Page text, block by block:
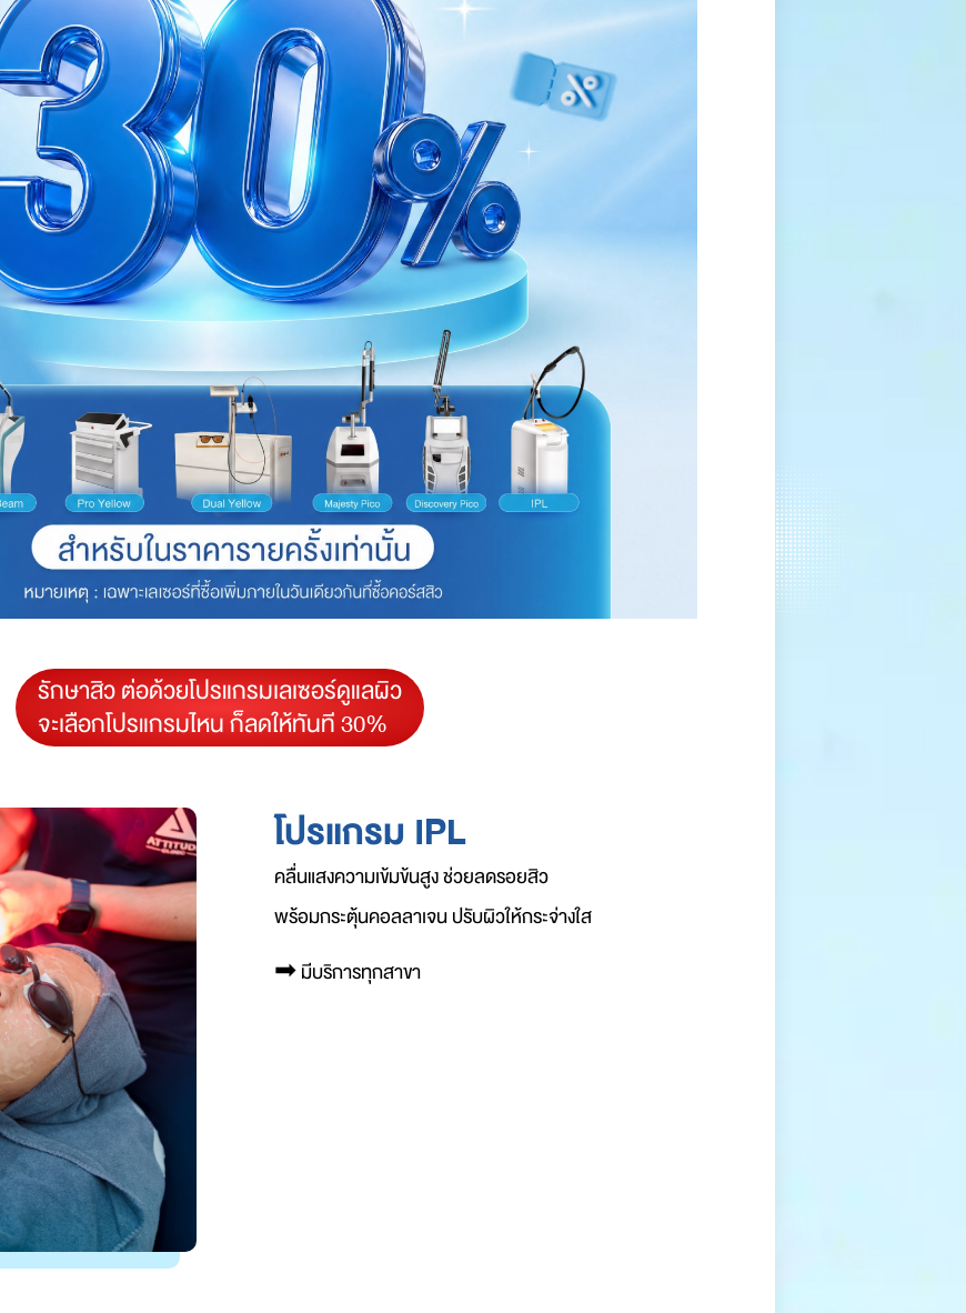
รักษาสิว ต่อด้วยโปรแกรมเลเซอร์ดูแลผิว
จะเลือกโปรแกรมไหน ก็ลดให้ทันที 30%
โปรแกรม IPL
คลื่นแสงความเข้มข้นสูง ช่วยลดรอยสิว
พร้อมกระตุ้นคอลลาเจน ปรับผิวให้กระจ่างใส
➡︎มีบริการทุกสาขา